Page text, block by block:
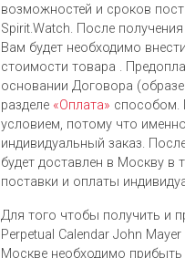
возможностей и сроков
Spirit.Watch. После
Вам будет необходимо
стоимости товара .
основании Договора
разделе «Оплата» способом.
условием, потому что
индивидуальный заказ.
будет доставлен в Москву в
поставки и оплаты
Для того чтобы получить и
Perpetual Calendar John
Москве необходимо прибыть